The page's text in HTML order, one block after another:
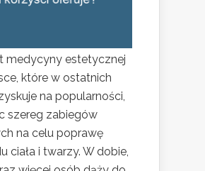
medycyny estetycznej
które w ostatnich
na popularności,
szereg zabiegów
na celu poprawę
ciała i twarzy. W dobie,